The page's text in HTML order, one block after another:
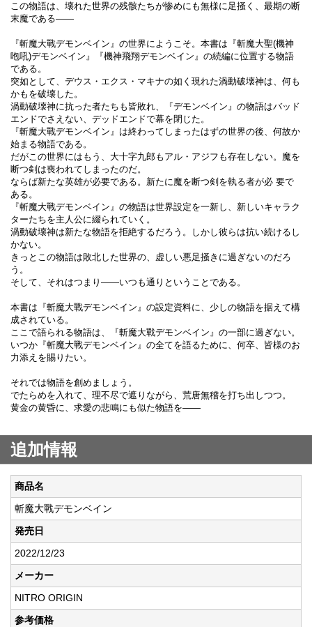
この物語は、壊れた世界の残骸たちが惨めにも無様に足掻く、最期の断
末魔である――
『斬魔大戰デモンベイン』の世界にようこそ。本書は『斬魔大聖(機神
咆吼)デモンベイン』『機神飛翔デモンベイン』の続編に位置する物語
である。
突如として、デウス・エクス・マキナの如く現れた渦動破壊神は、何も
かもを破壊した。
渦動破壊神に抗った者たちも皆敗れ、『デモンベイン』の物語はバッド
エンドでさえない、デッドエンドで幕を閉じた。
『斬魔大戰デモンベイン』は終わってしまったはずの世界の後、何故か
始まる物語である。
だがこの世界にはもう、大十字九郎もアル・アジフも存在しない。魔を
断つ剣は喪われてしまったのだ。
ならば新たな英雄が必要である。新たに魔を断つ剣を執る者が必 要で
ある。
『斬魔大戰デモンベイン』の物語は世界設定を一新し、新しいキャラク
ターたちを主人公に綴られていく。
渦動破壊神は新たな物語を拒絶するだろう。しかし彼らは抗い続けるし
かない。
きっとこの物語は敗北した世界の、虚しい悪足掻きに過ぎないのだろ
う。
そして、それはつまり――いつも通りということである。
本書は『斬魔大戰デモンベイン』の設定資料に、少しの物語を据えて構
成されている。
ここで語られる物語は、『斬魔大戰デモンベイン』の一部に過ぎない。
いつか『斬魔大戰デモンベイン』の全てを語るために、何卒、皆様のお
力添えを賜りたい。
それでは物語を創めましょう。
でたらめを入れて、理不尽で遮りながら、荒唐無稽を打ち出しつつ。
黄金の黄昏に、求愛の悲鳴にも似た物語を――
追加情報
商品名
斬魔大戰デモンベイン
発売日
2022/12/23
メーカー
NITRO ORIGIN
参考価格